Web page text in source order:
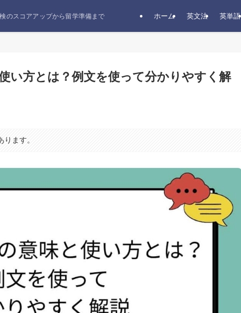
のスコアアップから留学準備まで ホーム 英文法 英単語
い方とは？例文を使って分かりやすく解
ります。